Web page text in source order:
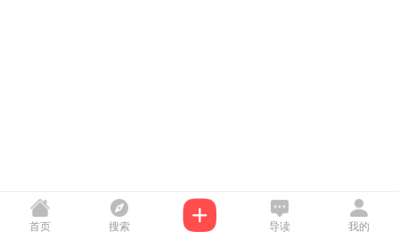
首页 搜索 导读 我的